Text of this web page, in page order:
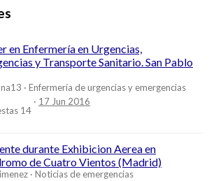
en Enfermería en Urgencias,
y Transporte Sanitario. San Pablo
Enfermería de urgencias y emergencias
14
17 Jun 2016
durante Exhibicion Aerea en
de Cuatro Vientos (Madrid)
Noticias de emergencias